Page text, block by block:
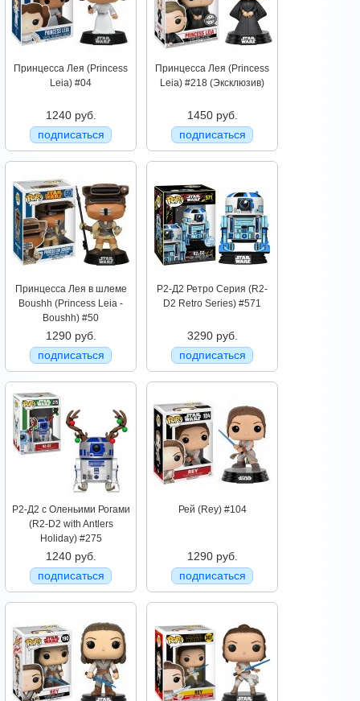
Принцесса Лея (Princess
Leia) #04
1240 руб.
подписаться
Принцесса Лея (Princess
Leia) #218 (Эксклюзив)
1450 руб.
подписаться
Принцесса Лея в шлеме
Boushh (Princess Leia -
Boushh) #50
1290 руб.
подписаться
Р2-Д2 Ретро Серия (R2-
D2 Retro Series) #571
3290 руб.
подписаться
Р2-Д2 с Оленьими Рогами
(R2-D2 with Antlers
Holiday) #275
1240 руб.
подписаться
Рей (Rey) #104
1290 руб.
подписаться